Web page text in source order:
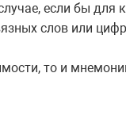
если бы для
слов или
то и